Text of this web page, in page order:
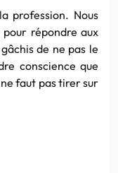
profession. Nous
répondre aux
de ne pas le
conscience que
faut pas tirer sur